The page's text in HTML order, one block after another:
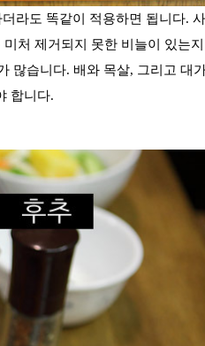
라도 똑같이 적용하면 됩니다.
처 제거되지 못한 비늘이 있는
많습니다. 배와 목살, 그리고 대
합니다.